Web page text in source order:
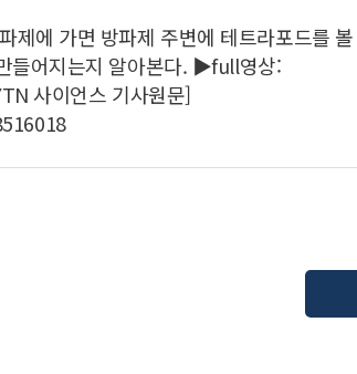
제에 가면 방파제 주변에 테트라포드를
들어지는지 알아본다. ▶full영상:
사이언스 기사원문]